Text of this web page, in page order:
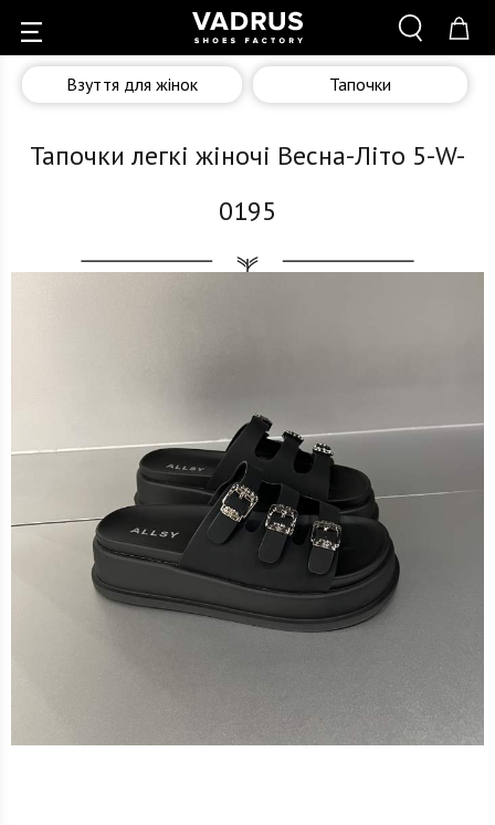
Взуття для жінок Тапочки
Тапочки легкі жіночі Весна-Літо 5-W-
0195